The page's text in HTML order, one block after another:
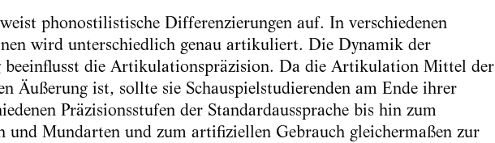
phonostilistische Differenzierungen auf. In verschiedenen
wird unterschiedlich genau artikuliert. Die Dynamik der
beeinflusst die Artikulationspräzision. Da die Artikulation Mittel der
Äußerung ist, sollte sie Schauspielstudierenden am Ende ihrer
Präzisionsstufen der Standardaussprache bis hin zum
und Mundarten und zum artifiziellen Gebrauch gleichermaßen zur